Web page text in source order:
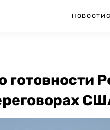
НОВОСТИ
готовности